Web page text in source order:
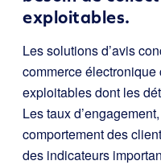
exploitables.
Les solutions d’avis
commerce électronique
exploitables dont les
Les taux
comportement des
des indicateurs